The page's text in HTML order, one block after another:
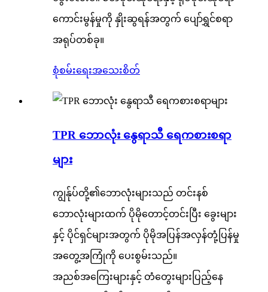
ကောင်းမွန်မှုကို နှိုးဆွရန်အတွက် ပျော်ရွှင်စရာ
အရုပ်တစ်ခု။
စုံစမ်းရေးအသေးစိတ်
TPR ဘောလုံး နွေရာသီ ရေကစားစရာ
များ
ကျွန်ုပ်တို့၏ဘောလုံးများသည် တင်းနစ်
ဘောလုံးများထက် ပိုမိုတောင့်တင်းပြီး ခွေးများ
နှင့် ပိုင်ရှင်များအတွက် ပိုမိုအပြန်အလှန်တုံ့ပြန်မှု
အတွေ့အကြုံကို ပေးစွမ်းသည်။
အညစ်အကြေးများနှင့် တံတွေးများပြည့်နေ